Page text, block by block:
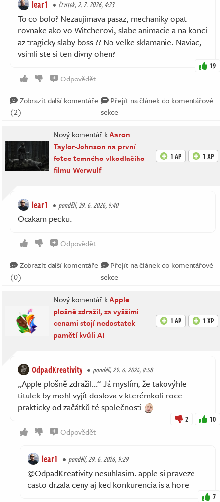
lear1 čtvrtek, 2. 7. 2026, 4:23
To co bolo? Nezaujimava pasaz, mechaniky opat
rovnake ako vo Witcherovi, slabe animacie a na konci
az tragicky slaby boss ?? No velke sklamanie. Naviac,
vsimli ste si ten divny ohen?
19
Odpovědět
Zobrazit další komentáře
(2)
Přejít na článek do komentářové
sekce
Nový komentář kAaron
Taylor-Johnson na první
fotce temného vlkodlačího
filmu Werwulf
1 AP 1 XP
lear1 pondělí, 29. 6. 2026, 9:40
Ocakam pecku.
Odpovědět
Zobrazit další komentáře
(0)
Přejít na článek do komentářové
sekce
Nový komentář kApple
plošně zdražil, za vyššími
cenami stojí nedostatek
pamětí kvůli AI
1 AP 1 XP
OdpadKreativity pondělí, 29. 6. 2026, 8:58
„Apple plošně zdražil…“ Já myslím, že takovýhle
titulek by mohl vyjít doslova v kterémkoli roce
prakticky od začátků té společnosti
2 10
Odpovědět
lear1 pondělí, 29. 6. 2026, 9:29
@OdpadKreativity nesuhlasim. apple si praveze
casto drzala ceny aj ked konkurencia isla hore
7